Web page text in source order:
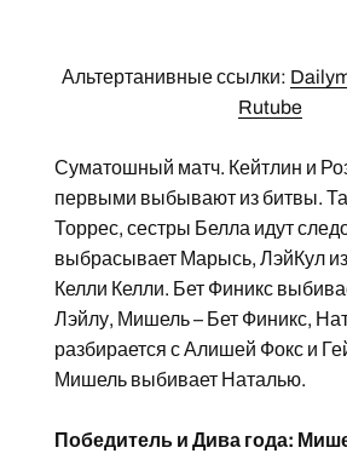
Альтертанивные ссылки:
Rutube
Суматошный матч. Кейтлин и
первыми выбывают из битвы.
Торрес, сестры Белла идут
выбрасывает Марысь, ЛэйКул
Келли Келли. Бет Финикс
Лэйлу, Мишель – Бет Финикс,
разбирается с Алишей Фокс и
Мишель выбивает Наталью.
Победитель и Дива года: